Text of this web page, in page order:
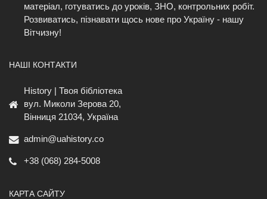
матеріал, готуватись до уроків, ЗНО, контрольних робіт.
Розвиватись, пізнавати щось нове про Україну - нашу
Вітчизну!
НАШІ КОНТАКТИ
History | Твоя бібліотека
вул. Миколи Зерова 20,
Вінниця 21034, Україна
admin@uahistory.co
+38 (068) 284-5008
КАРТА САЙТУ